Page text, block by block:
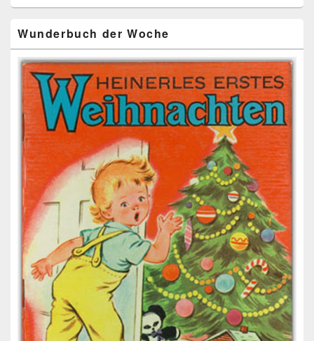
Wunderbuch der Woche